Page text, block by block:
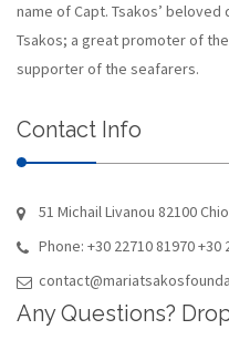
name of Capt. Tsakos’ beloved
Tsakos; a great promoter of
supporter of the seafarers.
Contact Info
51 Michail Livanou 82100
Phone: +30 22710 81970 +30
Any Questions?